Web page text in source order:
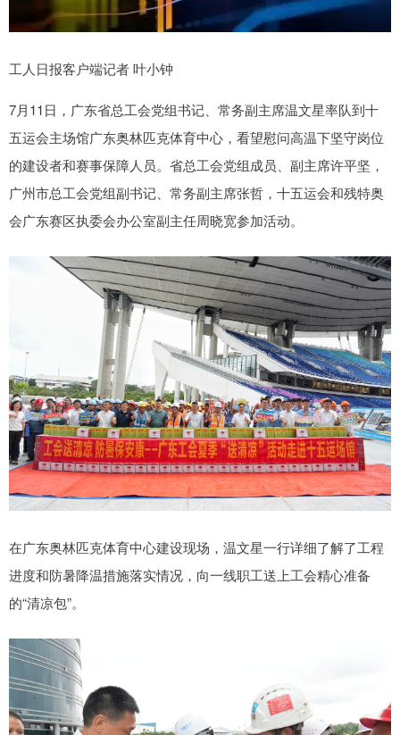
工人日报客户端记者 叶小钟
7月11日，广东省总工会党组书记、常务副主席温文星率队到十
五运会主场馆广东奥林匹克体育中心，看望慰问高温下坚守岗位
的建设者和赛事保障人员。省总工会党组成员、副主席许平坚，
广州市总工会党组副书记、常务副主席张哲，十五运会和残特奥
会广东赛区执委会办公室副主任周晓宽参加活动。
在广东奥林匹克体育中心建设现场，温文星一行详细了解了工程
进度和防暑降温措施落实情况，向一线职工送上工会精心准备
的“清凉包”。